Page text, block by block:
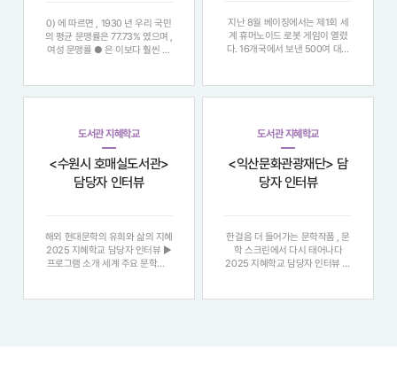
0) 에 따르면 , 1930 년 우리 국민
의 평균 문맹률은 77.73% 였으며 ,
여성 문맹률 ● 은 이보다 훨씬 높
. 4. 문화적 문해력과 인문학 의사
지난 8월 베이징에서는 제1회 세
계 휴머노이드 로봇 게임이 열렸
다. 16개국에서 보낸 500여 대의
현 단계 휴머노이드의 발전을 과시
했다. 물론 한계도 적잖이 드러났
멀지 않았음은 충
도서관 지혜학교
<수원시 호매실도서관>
담당자 인터뷰
해외 현대문학의 유희와 삶의 지혜
2025 지혜학교 담당자 인터뷰 ▶
프로그램 소개 세계 주요 문학상 (
철학 , 역사 , 예술성과 사유의 깊
도서관 지혜학교
<익산문화관광재단> 담
당자 인터뷰
한걸음 더 들어가는 문학작품 , 문
학 스크린에서 다시 태어나다
2025 지혜학교 담당자 인터뷰 ▶
고 감정을 나누는 인문학 프로그램